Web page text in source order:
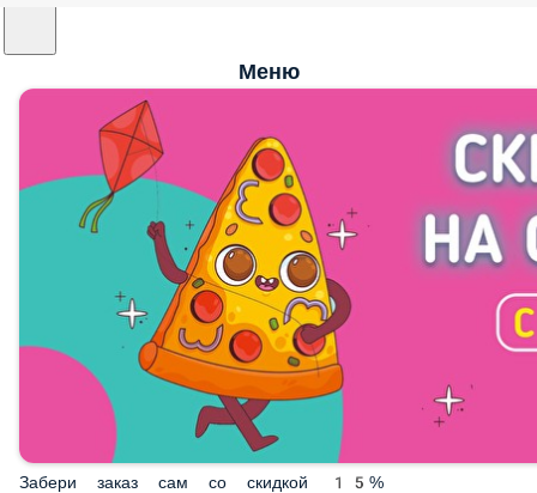
Меню
Забери заказ сам со скидкой 15%